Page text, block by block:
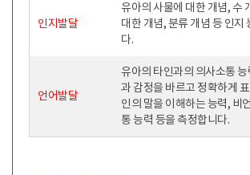
인지발달
유아의 사물에 대한 개념, 수
대한 개념, 분류 개념 등 인지
다.
언어발달
유아의 타인과의 의사소통
과 감정을 바르고 정확하게
인의 말을 이해하는 능력, 비
통 능력 등을 측정합니다.